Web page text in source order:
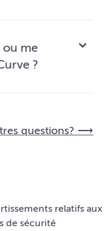
ou me
?
questions? ⟶
relatifs aux
de sécurité